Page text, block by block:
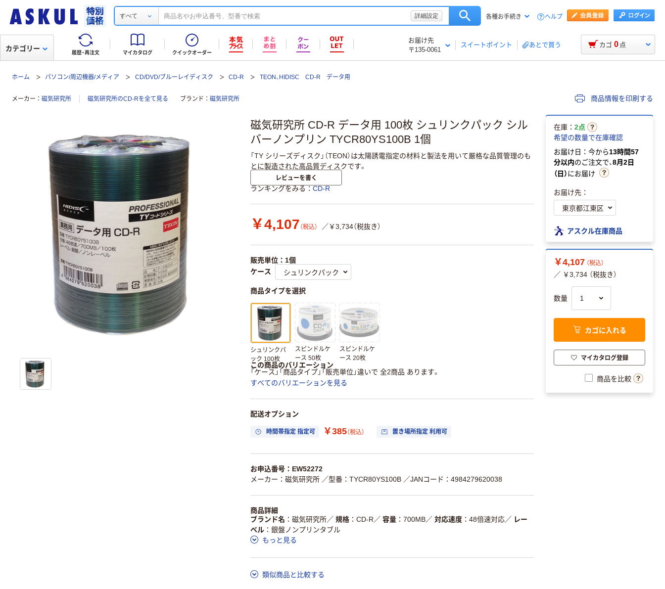
すべて 詳細設定 各種お手続き ヘルプ
履歴・再注文 マイカタログ クイックオーダー
お届け先
〒135-0061
スイートポイント あとで買う
カテゴリー カゴ 0 点
ホーム パソコン/周辺機器/メディア CD/DVD/ブルーレイディスク CD-R TEON、HIDISC CD-R データ用
メーカー 磁気研究所 磁気研究所のCD-Rを全て見る ブランド 磁気研究所 商品情報を印刷する
磁気研究所 CD-R データ用 100枚 シュリンクパック シル
バーノンプリン TYCR80YS100B 1個
「TY シリーズディスク」（TEON）は太陽誘電指定の材料と製法を用いて厳格な品質管理のも
とに製造された高品質ディスクです。
レビューを書く
ランキングをみる CD-R
￥4,107 （税込） ／￥3,734（税抜き）
販売単位：1個
ケース
商品タイプを選択
シュリンクパ
ック 100枚
スピンドルケ
ース 50枚
スピンドルケ
ース 20枚
この商品のバリエーション
「ケース」「商品タイプ」「販売単位」違いで 全2商品 あります。
すべてのバリエーションを見る
配送オプション
時間帯指定 指定可 ￥385（税込） 置き場所指定 利用可
お申込番号：EW52272
メーカー：磁気研究所 ／型番：TYCR80YS100B ／JANコード：4984279620038
商品詳細
ブランド名
磁気研究所／ 規格 CD-R ／ 容量 700MB／ 対応速度 48倍速対応／ レー
ベル
銀盤ノンプリンタブル
もっと見る
類似商品と比較する
在庫： 2点
希望の数量で在庫確認
お届け日：今から13時間57
分以内のご注文で、8月2日
（日）にお届け
お届け先：
アスクル在庫商品
￥4,107 （税込）
／ ￥3,734 （税抜き）
数量
カゴに入れる
マイカタログ登録
商品を比較